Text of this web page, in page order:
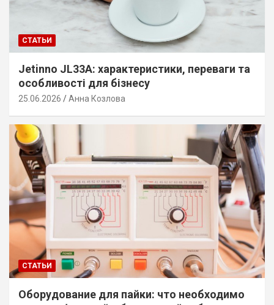
СТАТЬИ
Jetinno JL33A: характеристики, переваги та
особливості для бізнесу
25.06.2026 Анна Козлова
СТАТЬИ
Оборудование для пайки: что необходимо